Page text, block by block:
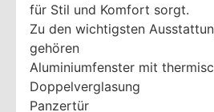
für Stil und Komfort sorgt.
Zu den wichtigsten
gehören
Aluminiumfenster mit
Doppelverglasung
Panzertür